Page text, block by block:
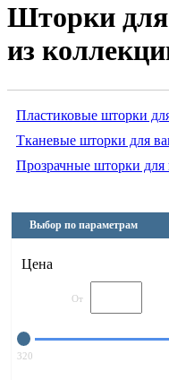
Шторки
из
Пластиковые шторки
Тканевые шторки для
Прозрачные шторки для
Выбор по параметрам
Цена
От
320